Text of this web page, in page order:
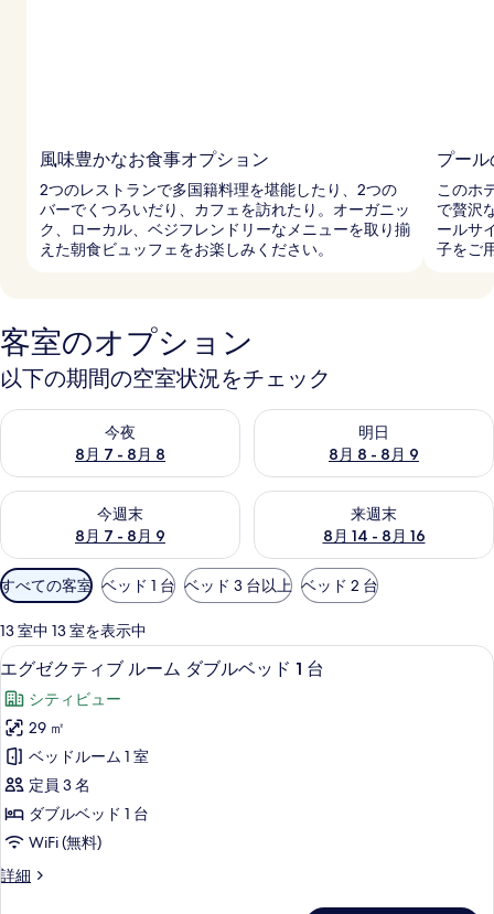
風味豊かなお食事オプション
2つのレストランで多国籍料理を堪能したり、2つの
バーでくつろいだり、カフェを訪れたり。オーガニッ
ク、ローカル、ベジフレンドリーなメニューを取り揃
えた朝食ビュッフェをお楽しみください。
プー
このホ
で贅沢
ールサ
子をご
客室のオプション
以下の期間の空室状況をチェック
今夜
8月 7 - 8月 8
今夜 8月 7 - 8月 8 の空室状況をチェック
明日
8月 8 - 8月 9
明日 8月 8 - 8月 9 の空室状況
今週末
8月 7 - 8月 9
今週末 8月 7 - 8月 9 の空室状況をチェック
来週末
8月 14 - 8月 16
来週末 8月 14 - 8月 16 の空室
利
用
可
能
な
客
室
の
絞
り
込
み
条
すべての客室 ベッド 1 台 ベッド 3 台以上 ベッド 2 台
13 室中 13 室を表示中
エ
グ
ゼ
ク
テ
ィ
ブ
ル
ー
エグゼクティブ ルーム ダブルベッ
6
エグゼクティブ ルーム ダブルベッド 1 台
シティビュー
29 ㎡
ベッドルーム 1 室
定員 3 名
ダブルベッド 1 台
WiFi (無料)
詳細
エ